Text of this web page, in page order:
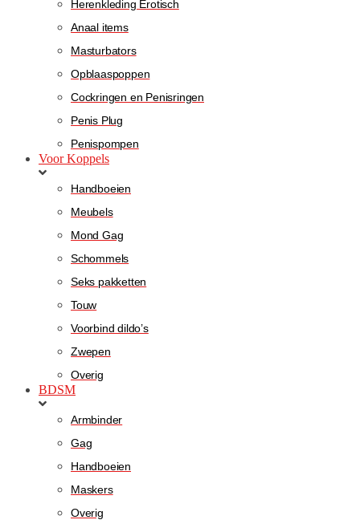
Herenkleding Erotisch
Anaal items
Masturbators
Opblaaspoppen
Cockringen en Penisringen
Penis Plug
Penispompen
Voor Koppels
Handboeien
Meubels
Mond Gag
Schommels
Seks pakketten
Touw
Voorbind dildo’s
Zwepen
Overig
BDSM
Armbinder
Gag
Handboeien
Maskers
Overig